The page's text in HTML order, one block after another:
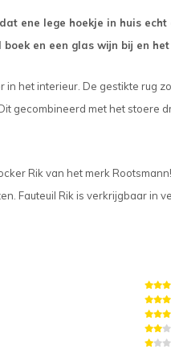
ene lege hoekje in huis
en een glas wijn bij en
in het interieur. De gestikte rug
gecombineerd met het stoere
Rik van het merk
Fauteuil Rik is verkrijgbaar in